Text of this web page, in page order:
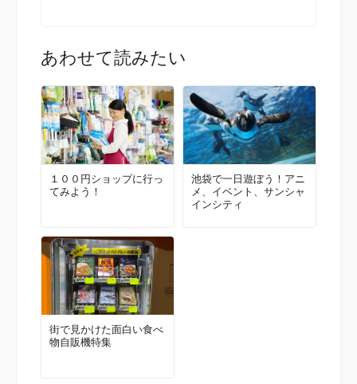
あわせて読みたい
１００円ショップに行っ
てみよう！
池袋で一日遊ぼう！アニ
メ、イベント、サンシャ
インシティ
街で見かけた面白い食べ
物自販機特集